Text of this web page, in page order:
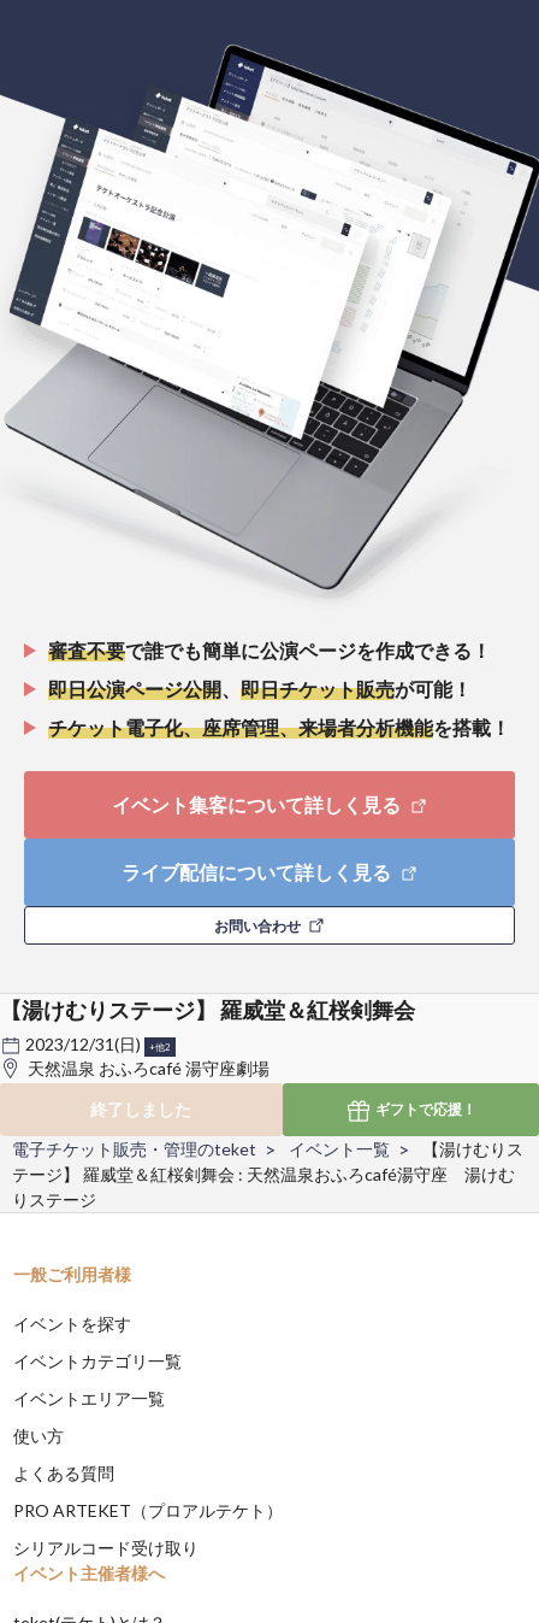
審査不要で誰でも簡単に公演ページを作成できる！
即日公演ページ公開
即日チケット販売が可能！
チケット電子化、座席管理、来場者分析機能を搭載！
イベント集客について詳しく見る
ライブ配信について詳しく見る
お問い合わせ
【湯けむりステージ】 羅威堂＆紅桜剣舞会
2023/12/31(日) +他2
天然温泉 おふろcafé 湯守座劇場
終了しました
ギフトで応援！
電子チケット販売・管理のteket イベント一覧
【湯けむりス
テージ】 羅威堂＆紅桜剣舞会 : 天然温泉おふろcafé湯守座 湯けむ
りステージ
一般ご利用者様
イベントを探す
イベントカテゴリ一覧
イベントエリア一覧
使い方
よくある質問
PRO ARTEKET（プロアルテケト）
シリアルコード受け取り
イベント主催者様へ